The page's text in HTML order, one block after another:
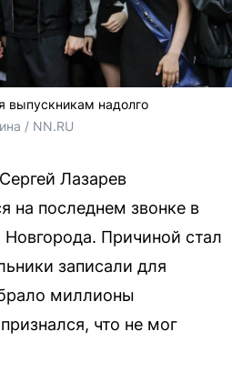
выпускникам надолго
/ NN.RU
Лазарев
на последнем звонке в
Причиной стал
записали для
миллионы
что не мог